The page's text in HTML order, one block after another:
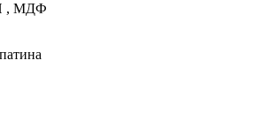
, МДФ